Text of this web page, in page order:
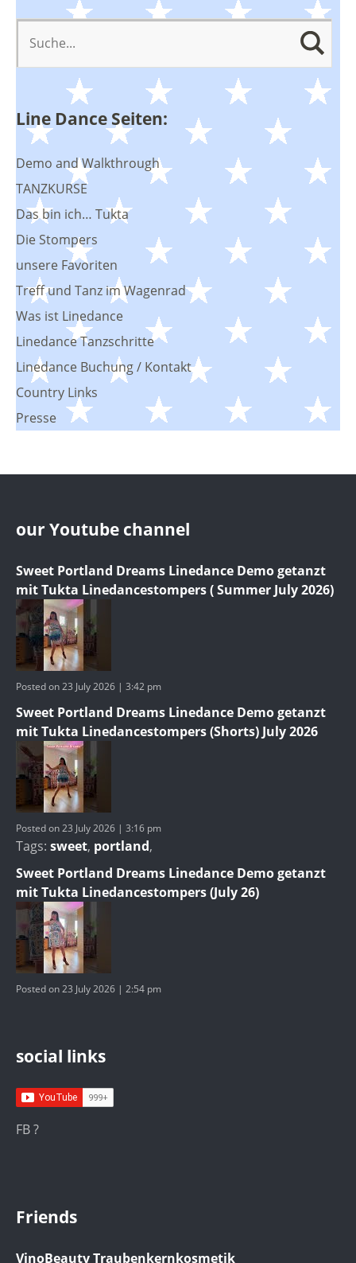
Line Dance Seiten:
Demo and Walkthrough
TANZKURSE
Das bin ich… Tukta
Die Stompers
unsere Favoriten
Treff und Tanz im Wagenrad
Was ist Linedance
Linedance Tanzschritte
Linedance Buchung / Kontakt
Country Links
Presse
our Youtube channel
Sweet Portland Dreams Linedance Demo getanzt
mit Tukta Linedancestompers ( Summer July 2026)
Posted on 23 July 2026 | 3:42 pm
Sweet Portland Dreams Linedance Demo getanzt
mit Tukta Linedancestompers (Shorts) July 2026
Posted on 23 July 2026 | 3:16 pm
Tags: sweet, portland,
Sweet Portland Dreams Linedance Demo getanzt
mit Tukta Linedancestompers (July 26)
Posted on 23 July 2026 | 2:54 pm
social links
FB ?
Friends
VinoBeauty Traubenkernkosmetik